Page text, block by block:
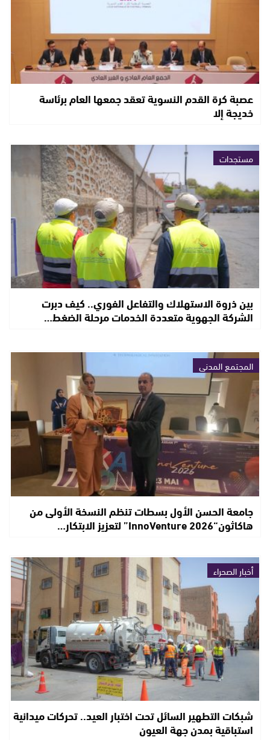
عصبة كرة القدم النسوية تعقد جمعها العام برئاسة
خديجة إلا
مستجدات
بين ذروة الاستهلاك والتفاعل الفوري.. كيف دبرت
الشركة الجهوية متعددة الخدمات مرحلة الضغط…
المجتمع المدني
جامعة الحسن الأول بسطات تنظم النسخة الأولى من
هاكاثون“InnoVenture 2026” لتعزيز الابتكار…
أخبار الصحراء
شبكات التطهير السائل تحت اختبار العيد.. تحركات ميدانية
استباقية بمدن جهة العيون